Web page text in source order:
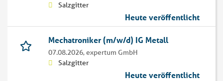
Salzgitter
Heute veröffentlicht
Mechatroniker (m/w/d) IG Metall
07.08.2026,expertum GmbH
Salzgitter
Heute veröffentlicht